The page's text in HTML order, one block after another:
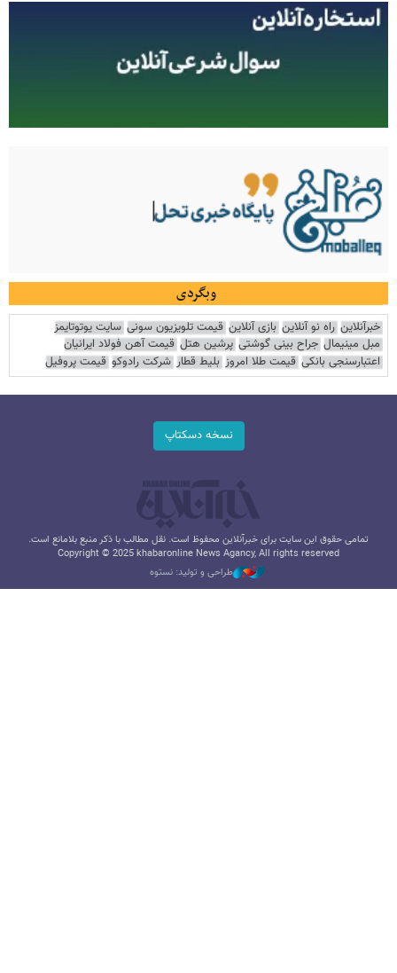
وبگردی
خبرآنلاین راه نو آنلاین بازی آنلاین قیمت تلویزیون سونی سایت یوتوتایمز
مبل مینیمال جراح بینی گوشتی پرشین هتل قیمت آهن فولاد ایرانیان
اعتبارسنجی بانکی قیمت طلا امروز بلیط قطار شرکت رادوکو قیمت پروفیل
نسخه دسکتاپ
تمامی حقوق این سایت برای خبرآنلاین محفوظ است. نقل مطالب با ذکر منبع بلامانع است.
Copyright © 2025 khabaronline News Agancy, All rights reserved
طراحی و تولید: نستوه